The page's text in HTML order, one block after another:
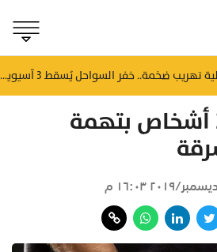
منذ ٥ ساعات إحباط عملية تهريب ضخمة.. خفر السواحل يُسقط 3 آسيويين بحوزتهم 66 كجم من الكريستال
القبض على 3 أشخاص بتهمة